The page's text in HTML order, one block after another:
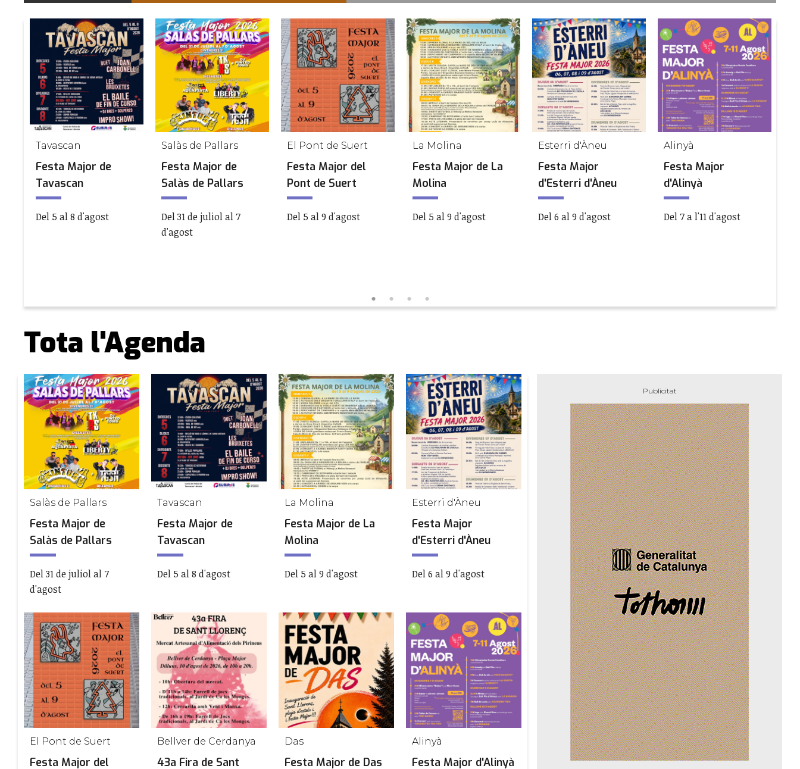
Tavascan
Festa Major de
Tavascan
Del 5 al 8 d'agost
Salàs de Pallars
Festa Major de
Salàs de Pallars
Del 31 de juliol al 7
d'agost
El Pont de Suert
Festa Major del
Pont de Suert
Del 5 al 9 d'agost
La Molina
Festa Major de La
Molina
Del 5 al 9 d'agost
Esterri d'Àneu
Festa Major
d'Esterri d'Àneu
Del 6 al 9 d'agost
Alinyà
Festa Major
d'Alinyà
Del 7 a l'11 d'agost
Tota l'Agenda
Salàs de Pallars
Festa Major de
Salàs de Pallars
Del 31 de juliol al 7
d'agost
Tavascan
Festa Major de
Tavascan
Del 5 al 8 d'agost
La Molina
Festa Major de La
Molina
Del 5 al 9 d'agost
Esterri d'Àneu
Festa Major
d'Esterri d'Àneu
Del 6 al 9 d'agost
El Pont de Suert
Festa Major del
Bellver de Cerdanya
43a Fira de Sant
Das
Festa Major de Das
Alinyà
Festa Major d'Alinyà